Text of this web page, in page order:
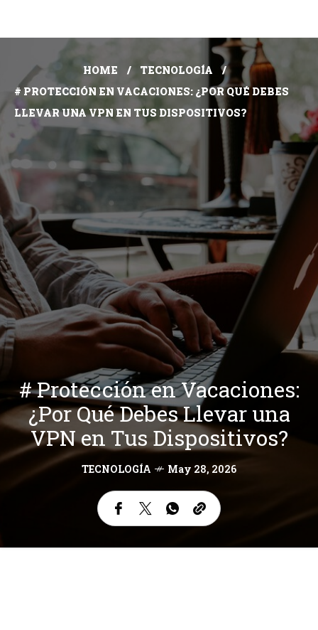
HOME
TECNOLOGÍA
# PROTECCIÓN EN VACACIONES: ¿POR QUÉ DEBES
LLEVAR UNA VPN EN TUS DISPOSITIVOS?
# Protección en Vacaciones:
¿Por Qué Debes Llevar una
VPN en Tus Dispositivos?
TECNOLOGÍA May 28, 2026